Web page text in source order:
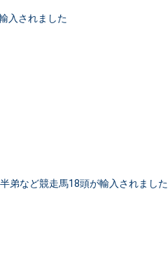
入されました
弟など競走馬18頭が輸入されました